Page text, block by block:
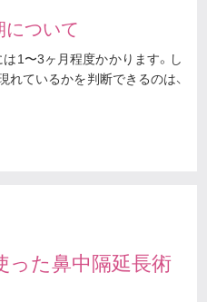
ついて
1〜3ヶ月程度かかります。し
れているかを判断できるのは、
た鼻中隔延長術